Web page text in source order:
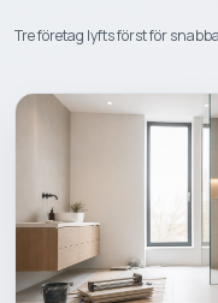
Tre företag lyfts först för